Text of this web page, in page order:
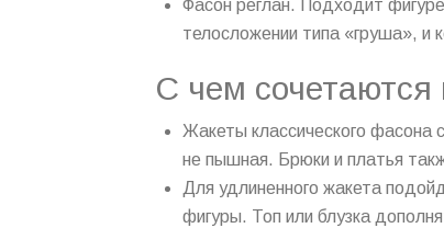
Фасон реглан. Подходит
телосложении типа «груша», и
С чем сочетаются
Жакеты классического фасона
не пышная. Брюки и платья
Для удлиненного жакета
фигуры. Топ или блузка